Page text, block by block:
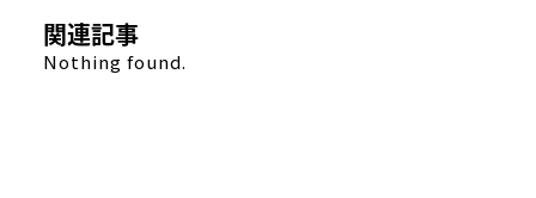
関連記事
Nothing found.